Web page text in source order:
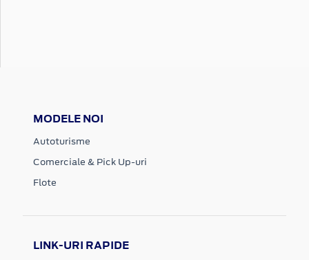
MODELE NOI
Autoturisme
Comerciale & Pick Up-uri
Flote
LINK-URI RAPIDE